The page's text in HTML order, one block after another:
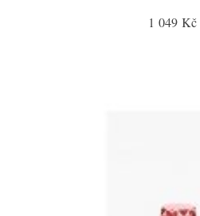
1 049 Kč